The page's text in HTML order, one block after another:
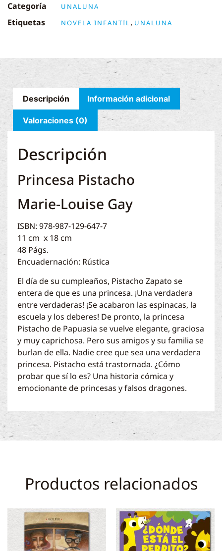
Categoría UNALUNA
Etiquetas NOVELA INFANTIL, UNALUNA
Descripción Información adicional
Valoraciones (0)
Descripción
Princesa Pistacho
Marie-Louise Gay
ISBN: 978-987-129-647-7
11 cm x 18 cm
48 Págs.
Encuadernación: Rústica
El día de su cumpleaños, Pistacho Zapato se
entera de que es una princesa. ¡Una verdadera
entre verdaderas! ¡Se acabaron las espinacas, la
escuela y los deberes! De pronto, la princesa
Pistacho de Papuasia se vuelve elegante, graciosa
y muy caprichosa. Pero sus amigos y su familia se
burlan de ella. Nadie cree que sea una verdadera
princesa. Pistacho está trastornada. ¿Cómo
probar que sí lo es? Una historia cómica y
emocionante de princesas y falsos dragones.
Productos relacionados